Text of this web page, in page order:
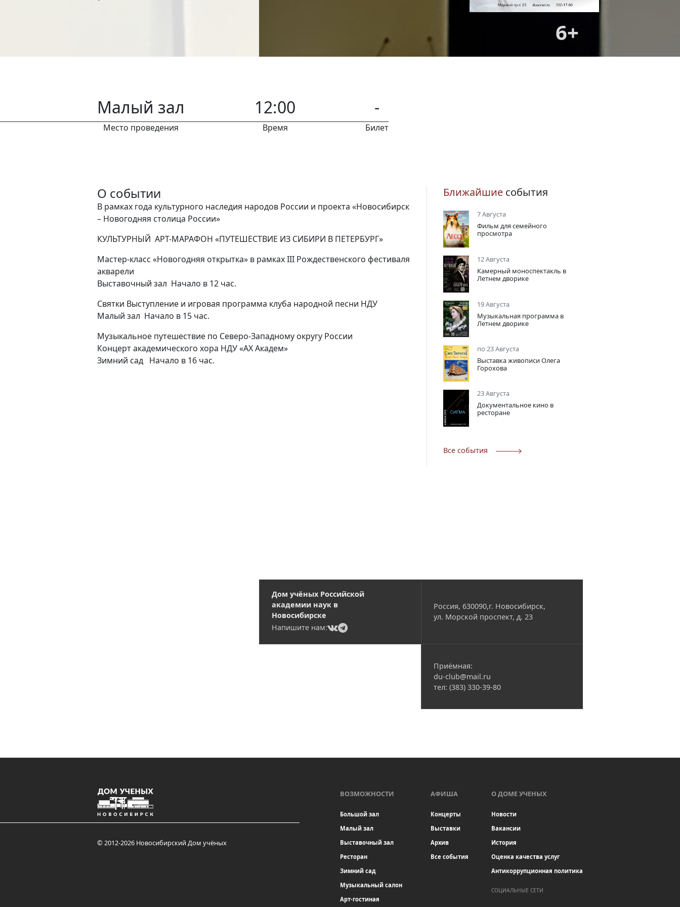
Новости
Наука
6+
Малый зал
Место проведения
12:00
Время
-
Билет
О событии
В рамках года культурного наследия народов России и проекта «Новосибирск
– Новогодняя столица России»
КУЛЬТУРНЫЙ АРТ-МАРАФОН «ПУТЕШЕСТВИЕ ИЗ СИБИРИ В ПЕТЕРБУРГ»
Мастер-класс «Новогодняя открытка» в рамкахIII Рождественского фестиваля
акварели
Выставочный зал Начало в 12 час.
Святки Выступление и игровая программа клуба народной песни НДУ
Малый зал Начало в 15 час.
Музыкальное путешествие по Северо-Западному округу России
Концерт академического хора НДУ «АХ Академ»
Зимний сад Начало в 16 час.
Ближайшие события
7 Августа
Фильм для семейного
просмотра
12 Августа
Камерный моноспектакль в
Летнем дворике
19 Августа
Музыкальная программа в
Летнем дворике
по 23 Августа
Выставка живописи Олега
Горохова
23 Августа
Документальное кино в
ресторане
Все события
Дом учёных Российской
академии наук в
Новосибирске
Напишите нам:
(current)
(current)
Россия, 630090,г. Новосибирск,
ул. Морской проспект, д. 23
Приёмная:
du-club@mail.ru
тел: (383) 330-39-80
© 2012-2026 Новосибирский Дом учёных
ВОЗМОЖНОСТИ
Большой зал
Малый зал
Выставочный зал
Ресторан
Зимний сад
Музыкальный салон
Арт-гостиная
АФИША
Концерты
Выставки
Архив
Все события
О ДОМЕ УЧЕНЫХ
Новости
Вакансии
История
Оценка качества услуг
Антикоррупционная политика
СОЦИАЛЬНЫЕ СЕТИ